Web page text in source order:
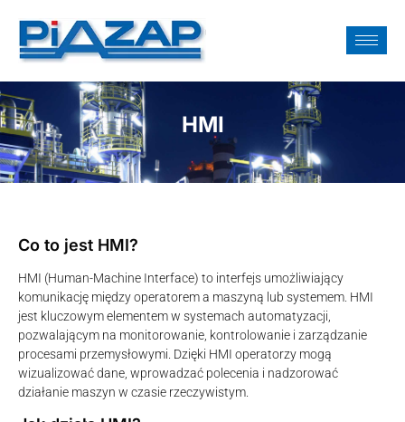
HMI
Co to jest HMI?
HMI (Human-Machine Interface) to interfejs umożliwiający
komunikację między operatorem a maszyną lub systemem. HMI
jest kluczowym elementem w systemach automatyzacji,
pozwalającym na monitorowanie, kontrolowanie i zarządzanie
procesami przemysłowymi. Dzięki HMI operatorzy mogą
wizualizować dane, wprowadzać polecenia i nadzorować
działanie maszyn w czasie rzeczywistym.